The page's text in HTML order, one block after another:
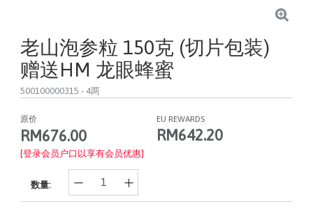
老山泡参粒 150克 (切片包装)
赠送HM 龙眼蜂蜜
500100000315 - 4两
原价
RM676.00
EU REWARDS
RM642.20
[登录会员户口以享有会员优惠]
数量: